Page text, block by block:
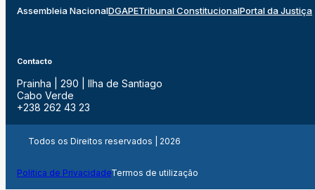
Assembleia NacionalDGAPETribunal ConstitucionalPortal da Justiça
Contacto
Prainha | 290 | Ilha de Santiago
Cabo Verde
+238 262 43 23
Todos os Direitos reservados | 2026
Politica de PrivacidadeTermos de utilização